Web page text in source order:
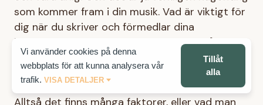
Vi använder cookies på denna
webbplats för att kunna analysera vår
trafik. VISA DETALJER
Tillåt
alla
som kommer fram i din musik. Vad är viktigt för
dig när du skriver och förmedlar dina
berättelser? Vad är viktigt? Vad vill du få fram
till de som lyssnar?
Parham
Alltså det finns många faktorer, eller vad man